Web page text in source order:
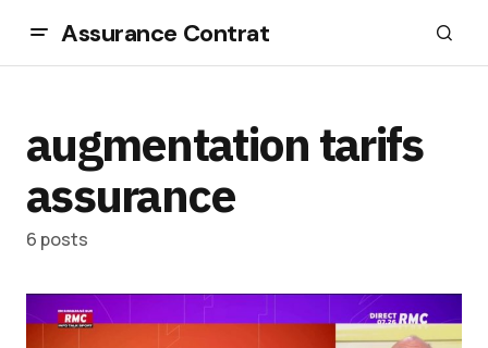
Assurance Contrat
augmentation tarifs
assurance
6 posts